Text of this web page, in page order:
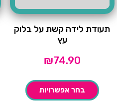
תעודת לידה קשת על בלוק
עץ
₪74.90
בחר אפשרויות